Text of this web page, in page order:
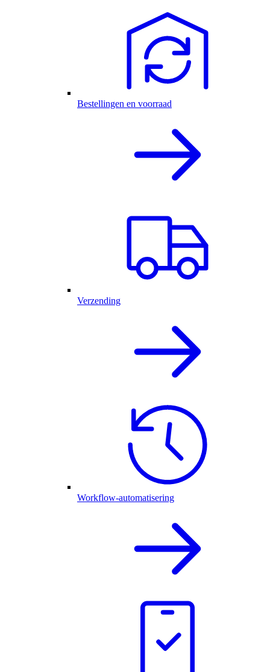
Bestellingen en voorraad
Verzending
Workflow-automatisering